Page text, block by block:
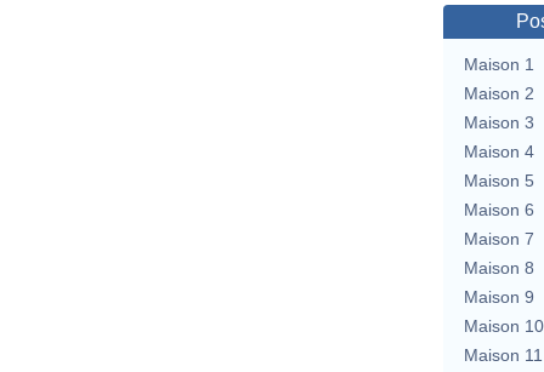
Maison 1
Maison 2
Maison 3
Maison 4
Maison 5
Maison 6
Maison 7
Maison 8
Maison 9
Maison 10
Maison 11